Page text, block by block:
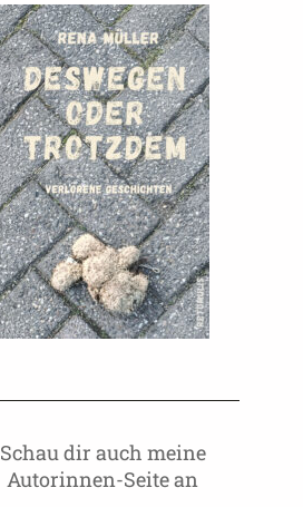
Schau dir auch meine
Autorinnen-Seite an